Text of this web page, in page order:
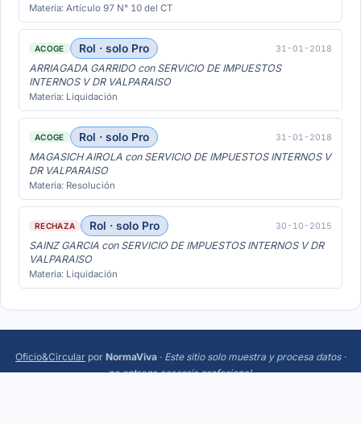
Materia: Artículo 97 N° 10 del CT
ACOGE Rol · solo Pro 31-01-2018
ARRIAGADA GARRIDO con SERVICIO DE IMPUESTOS
INTERNOS V DR VALPARAISO
Materia: Liquidación
ACOGE Rol · solo Pro 31-01-2018
MAGASICH AIROLA con SERVICIO DE IMPUESTOS INTERNOS V
DR VALPARAISO
Materia: Resolución
RECHAZA Rol · solo Pro 30-10-2015
SAINZ GARCIA con SERVICIO DE IMPUESTOS INTERNOS V DR
VALPARAISO
Materia: Liquidación
Oficio&Circular por NormaViva · Este sitio solo muestra y procesa datos ·
no entrega asesoría profesional.